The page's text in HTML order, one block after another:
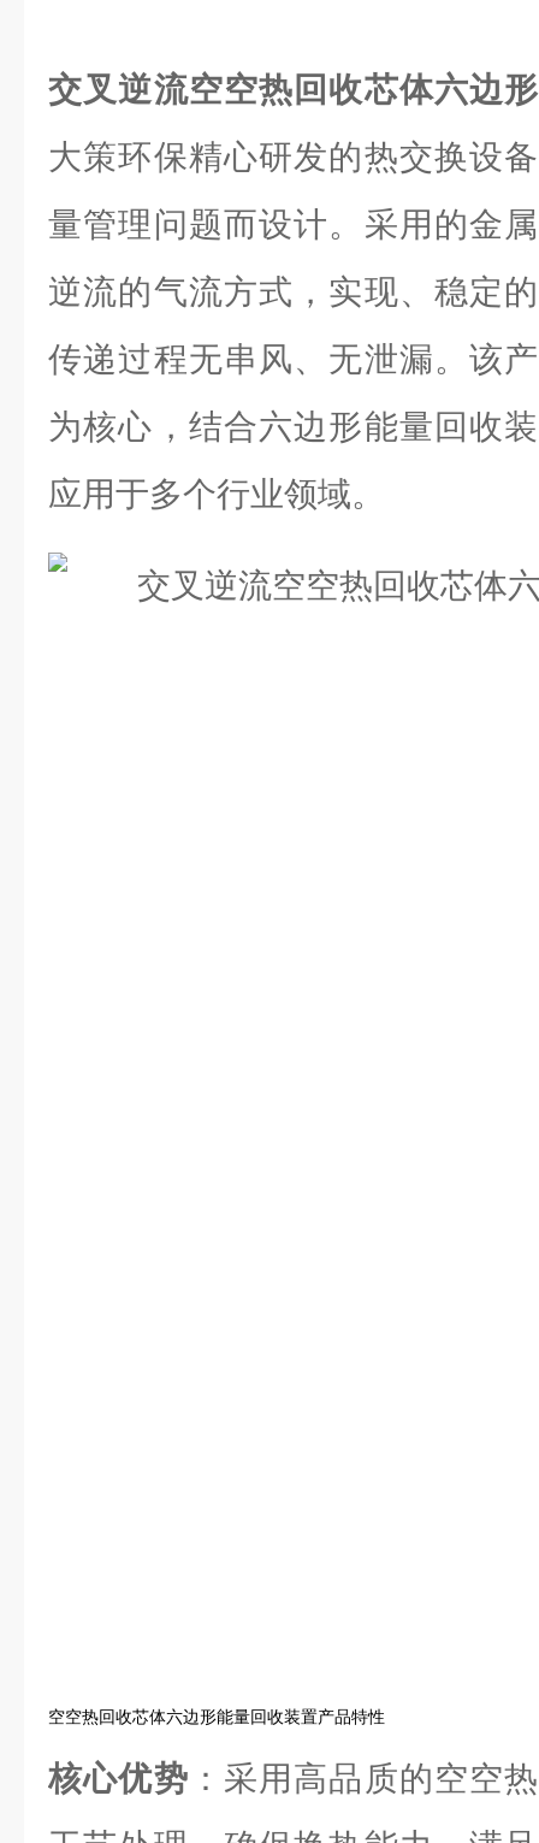
交叉逆流空空热回收芯体六边
大策环保精心研发的热交换设
量管理问题而设计。采用的金
逆流的气流方式，实现、稳定
传递过程无串风、无泄漏。该
为核心，结合六边形能量回收
应用于多个行业领域。
空空热回收芯体六边形能量回收装置产品特性
核心优势 ：采用高品质的空空